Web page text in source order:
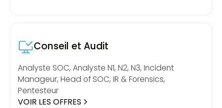
Conseil et Audit
Analyste SOC, Analyste N1, N2, N3, Incident
Manageur, Head of SOC, IR & Forensics,
Pentesteur
VOIR LES OFFRES